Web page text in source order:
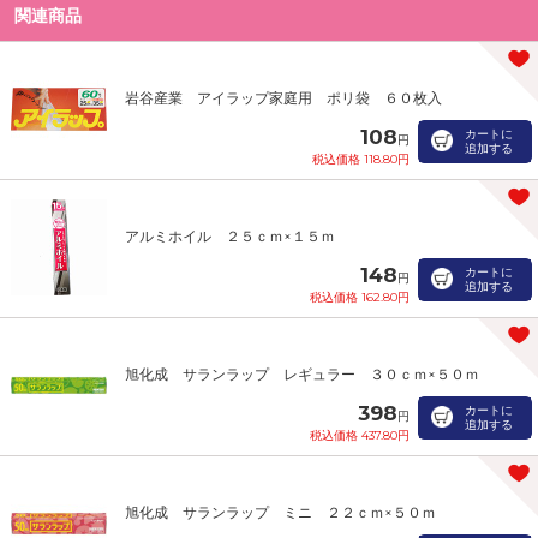
関連商品
岩谷産業 アイラップ家庭用 ポリ袋 ６０枚入
108円
税込価格 118.80円
カートに
追加する
アルミホイル ２５ｃｍ×１５ｍ
148円
税込価格 162.80円
カートに
追加する
旭化成 サランラップ レギュラー ３０ｃｍ×５０ｍ
398円
税込価格 437.80円
カートに
追加する
旭化成 サランラップ ミニ ２２ｃｍ×５０ｍ